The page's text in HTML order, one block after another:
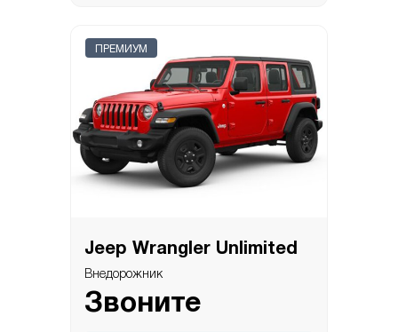
ПРЕМИУМ
Jeep Wrangler Unlimited
Внедорожник
Звоните